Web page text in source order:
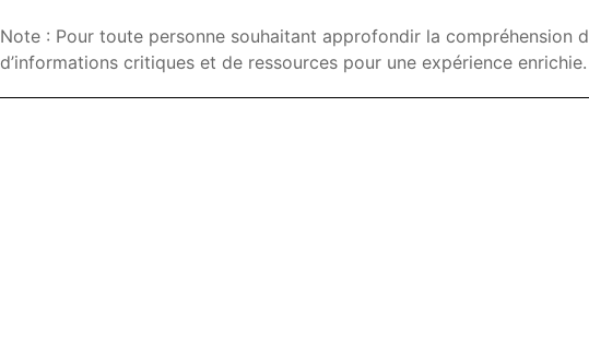
Note : Pour toute personne souhaitant approfondir la
d’informations critiques et de ressources pour une expérience enrichie.